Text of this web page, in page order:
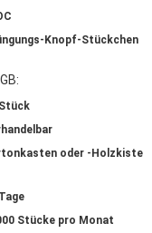
Knopf-Stückchen
oder -Holzkiste
Stücke pro Monat